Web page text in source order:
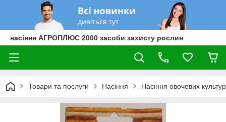
насіння АГРОПЛЮС 2000 засоби захисту рослин
Товари та послуги Насіння Насіння овочевих культур